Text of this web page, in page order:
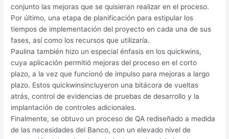
conjunto las mejoras que se quisieran realizar en el proceso.
Por último, una etapa de planificación para estipular los
tiempos de implementación del proyecto en cada una de sus
fases, así como los recursos que utilizaría.
Paulina también hizo un especial énfasis en los quickwins,
cuya aplicación permitió mejoras del proceso en el corto
plazo, a la vez que funcionó de impulso para mejoras a largo
plazo. Estos quickwinsincluyeron una bitácora de vueltas
atrás, control de evidencias de pruebas de desarrollo y la
implantación de controles adicionales.
Finalmente, se obtuvo un proceso de QA rediseñado a medida
de las necesidades del Banco, con un elevado nivel de